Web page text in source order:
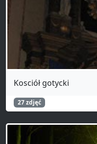
Kosciół gotycki
27 zdjęć